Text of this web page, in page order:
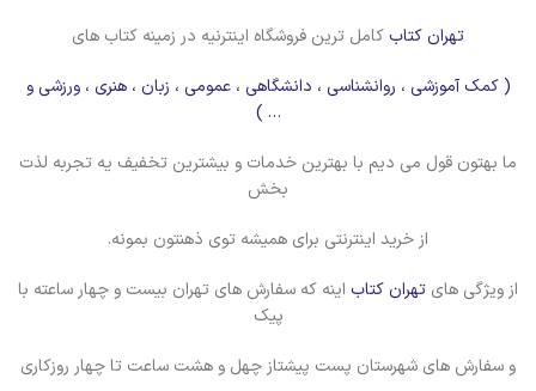
تهران کتاب کامل ترین فروشگاه اینترنیه در زمینه کتاب های
( کمک آموزشی ، روانشناسی ، دانشگاهی ، عمومی ، زبان ، هنری ، ورزشی و
… )
ما بهتون قول می دیم با بهترین خدمات و بیشترین تخفیف یه تجربه لذت
بخش
از خرید اینترنتی برای همیشه توی ذهنتون بمونه.
از ویژگی های تهران کتاب اینه که سفارش های تهران بیست و چهار ساعته با
پیک
و سفارش های شهرستان پست پیشتاز چهل و هشت ساعت تا چهار روزکاری